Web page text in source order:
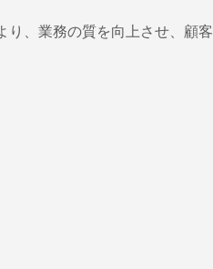
、業務の質を向上させ、顧